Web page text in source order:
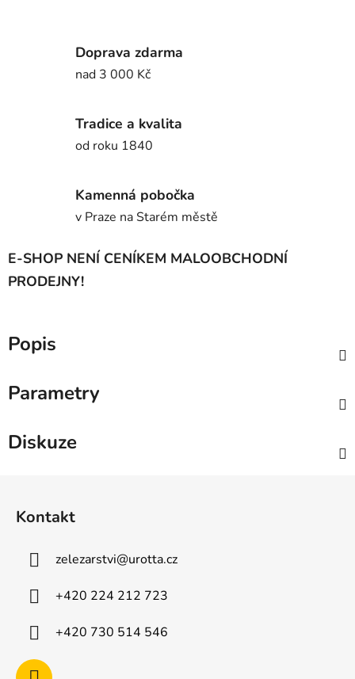
Doprava zdarma
nad 3 000 Kč
Tradice a kvalita
od roku 1840
Kamenná pobočka
v Praze na Starém městě
E-SHOP NENÍ CENÍKEM MALOOBCHODNÍ
PRODEJNY!
Popis
Parametry
Diskuze
Kontakt
zelezarstvi@urotta.cz
+420 224 212 723
+420 730 514 546